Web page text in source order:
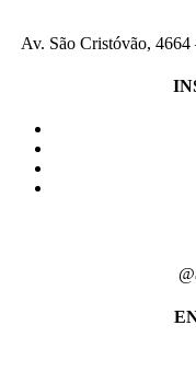
Av. São Cristóvão,